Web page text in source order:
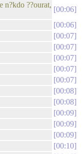
n?kdo ??ourat,
00:06
00:06
00:07
00:07
00:07
00:07
00:07
00:08
00:08
00:09
00:09
00:09
00:10